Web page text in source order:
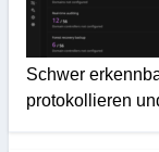
Schwer
protokollieren